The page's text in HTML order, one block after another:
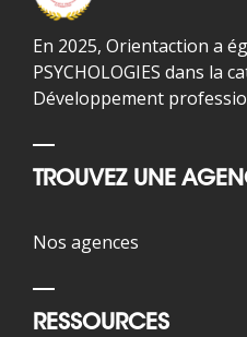
En 2025, Orientaction a
PSYCHOLOGIES dans la
Développement
TROUVEZ UNE
Nos agences
RESSOURCES